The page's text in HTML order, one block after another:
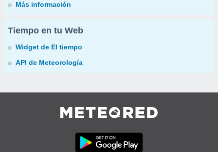
Más información
Tiempo en tu Web
Widget de El tiempo
API de Meteorología